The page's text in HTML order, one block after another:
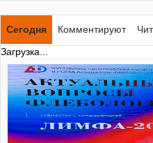
Сегодня Комментируют
Загрузка...